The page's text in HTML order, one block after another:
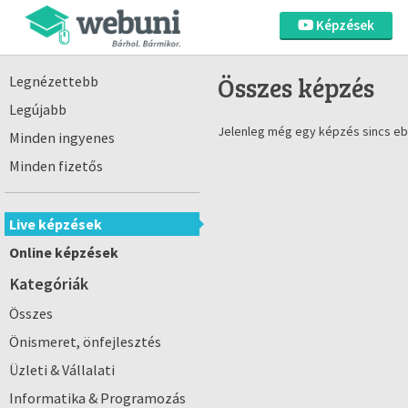
Képzések
Legnézettebb
Legújabb
Minden ingyenes
Minden fizetős
Live képzések
Online képzések
Kategóriák
Összes
Önismeret, önfejlesztés
Üzleti & Vállalati
Informatika & Programozás
Összes képzés
Jelenleg még egy képzés sincs